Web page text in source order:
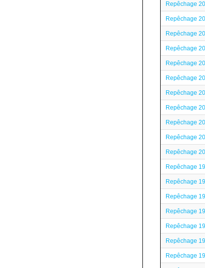
Repêchage
Repêchage
Repêchage
Repêchage
Repêchage
Repêchage
Repêchage
Repêchage
Repêchage
Repêchage
Repêchage
Repêchage
Repêchage
Repêchage
Repêchage
Repêchage
Repêchage
Repêchage